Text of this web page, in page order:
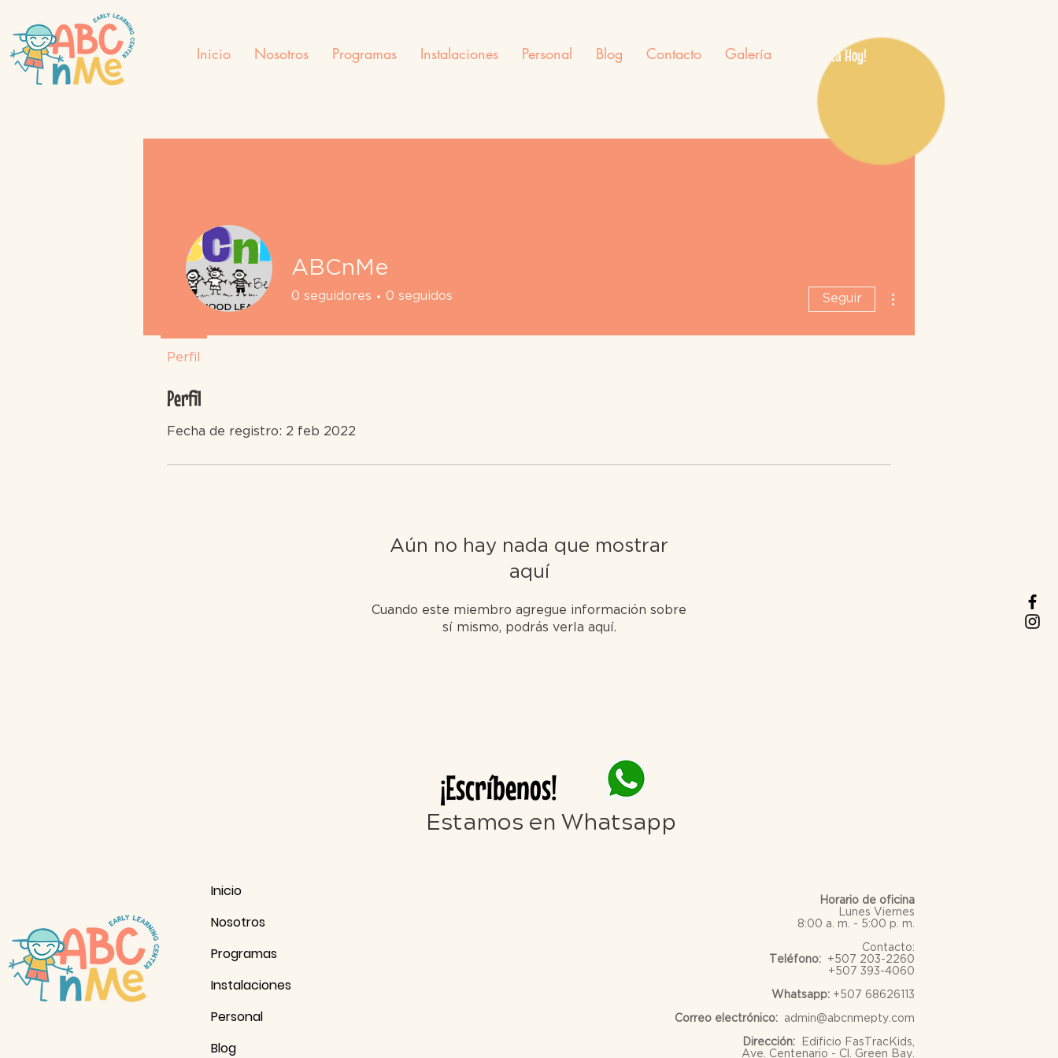
Inicio Nosotros Programas Instalaciones Personal Blog Contacto Galería ¡Aplica Hoy!
Perfil
Fecha de registro: 2 feb 2022
Aún no hay nada que mostrar
aquí
Cuando este miembro agregue información sobre
sí mismo, podrás verla aquí.
ABCnMe
0 seguidores 0 seguidos Seguir
Perfil
¡Escríbenos!
Estamos en Whatsapp
Inicio
Nosotros
Programas
Instalaciones
Personal
Blog
Horario de oficina
Lunes Viernes
8:00 a. m. - 5:00 p. m.
Contacto:
Teléfono: +507 203-2260
+507 393-4060
Whatsapp: +507 68626113
Correo electrónico: admin@abcnmepty.com
Dirección:
Edificio FasTracKids,
Ave. Centenario - Cl. Green Bay.